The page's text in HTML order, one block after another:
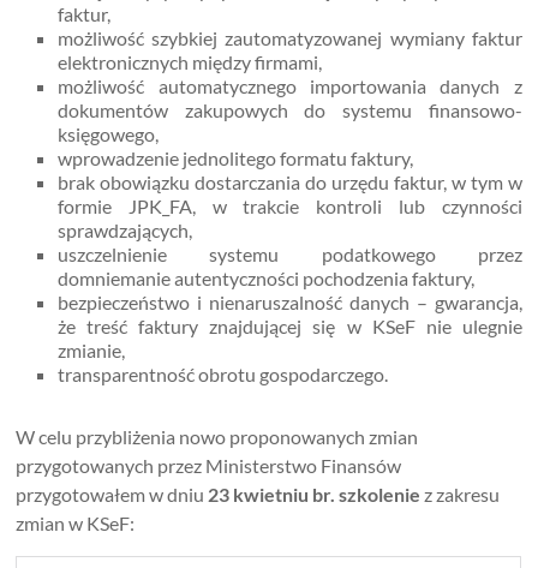
faktur,
możliwość szybkiej zautomatyzowanej wymiany faktur
elektronicznych między firmami,
możliwość automatycznego importowania danych z
dokumentów zakupowych do systemu finansowo-
księgowego,
wprowadzenie jednolitego formatu faktury,
brak obowiązku dostarczania do urzędu faktur, w tym w
formie JPK_FA, w trakcie kontroli lub czynności
sprawdzających,
uszczelnienie systemu podatkowego przez
domniemanie autentyczności pochodzenia faktury,
bezpieczeństwo i nienaruszalność danych – gwarancja,
że treść faktury znajdującej się w KSeF nie ulegnie
zmianie,
transparentność obrotu gospodarczego.
W celu przybliżenia nowo proponowanych zmian
przygotowanych przez Ministerstwo Finansów
przygotowałem w dniu 23 kwietniu br. szkolenie z zakresu
zmian w KSeF: